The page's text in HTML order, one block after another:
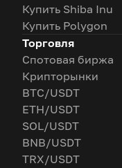
Купить Shiba Inu
Купить Polygon
Торговля
Спотовая биржа
Крипторынки
BTC/USDT
ETH/USDT
SOL/USDT
BNB/USDT
TRX/USDT